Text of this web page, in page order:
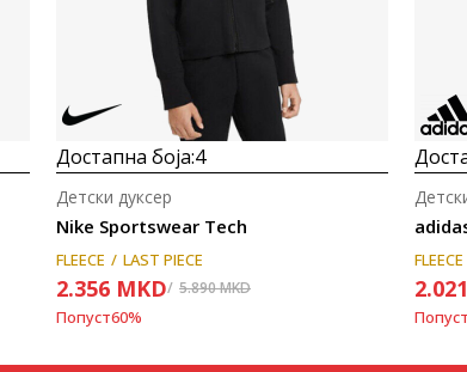
Достапна боја:4
Nike Sportswear Tech
Детски дуксер
FLEECE LAST PIECE
2.356 MKD 5.890MKD
Попуст60%
FLEECE
2.021
Попуст